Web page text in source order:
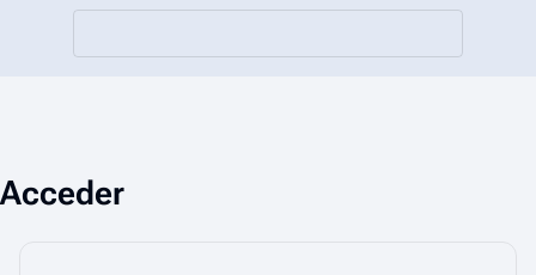
Acceder